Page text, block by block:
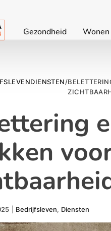
Gezondheid Wonen
DIENSTEN/
Bedrijfsleven, Diensten